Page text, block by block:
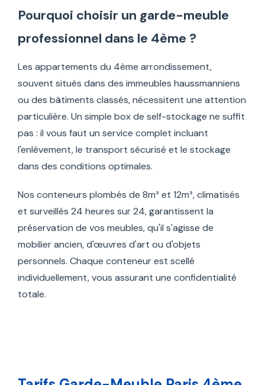
Pourquoi choisir un garde-meuble
professionnel dans le 4ème ?
Les appartements du 4ème arrondissement,
souvent situés dans des immeubles haussmanniens
ou des bâtiments classés, nécessitent une attention
particulière. Un simple box de self-stockage ne suffit
pas : il vous faut un service complet incluant
l'enlèvement, le transport sécurisé et le stockage
dans des conditions optimales.
Nos conteneurs plombés de 8m³ et 12m³, climatisés
et surveillés 24 heures sur 24, garantissent la
préservation de vos meubles, qu'il s'agisse de
mobilier ancien, d'œuvres d'art ou d'objets
personnels. Chaque conteneur est scellé
individuellement, vous assurant une confidentialité
totale.